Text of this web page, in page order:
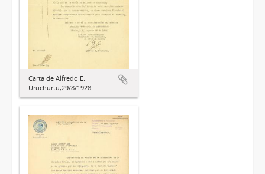
Carta de Alfredo E.
Uruchurtu,29/8/1928